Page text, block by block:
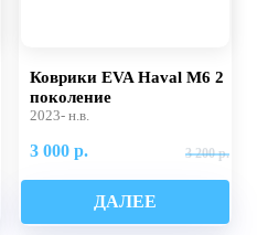
Коврики EVA Haval M6 2
поколение
2023- н.в.
3 000 р. 3 200 р.
ДАЛЕЕ